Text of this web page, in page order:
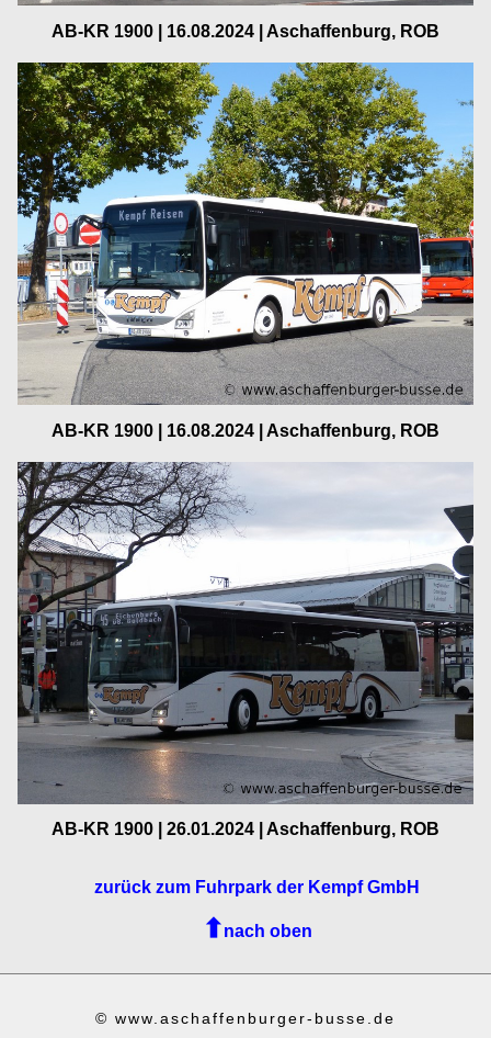
AB-KR 1900 | 16.08.2024 | Aschaffenburg, ROB
AB-KR 1900 | 16.08.2024 | Aschaffenburg, ROB
AB-KR 1900 | 26.01.2024 | Aschaffenburg, ROB
zurück zum Fuhrpark der Kempf GmbH
nach oben
© www.aschaffenburger-busse.de